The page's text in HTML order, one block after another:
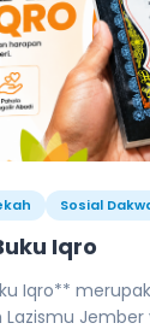
Sosial
Iqro
Iqro**
Lazismu Jember